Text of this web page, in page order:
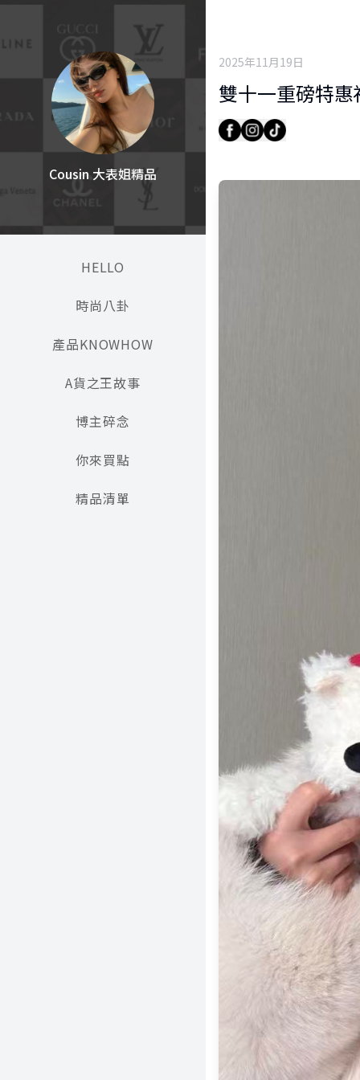
Cousin 大表姐精品
HELLO
時尚八卦
產品KNOWHOW
A貨之王故事
博主碎念
你來買點
精品清單
2025年11月19日
雙十一重磅特